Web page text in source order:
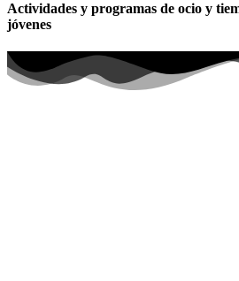
Actividades y programas de ocio y
jóvenes